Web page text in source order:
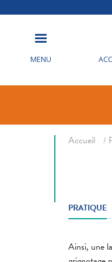
MENU
Accueil
PRATIQUE
Ainsi, une